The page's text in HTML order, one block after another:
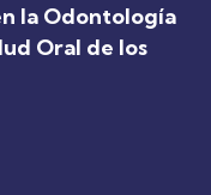
la Odontología
Oral de los